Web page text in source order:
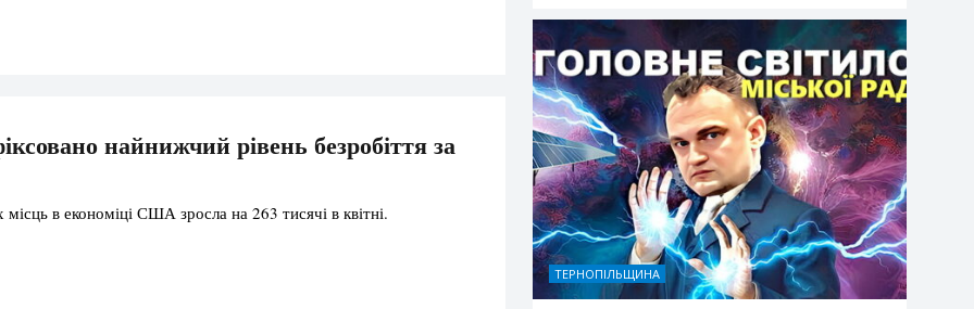
найнижчий рівень безробіття за
місць в економіці США зросла на 263 тисячі в квітні.
ТЕРНОПІЛЬЩИНА